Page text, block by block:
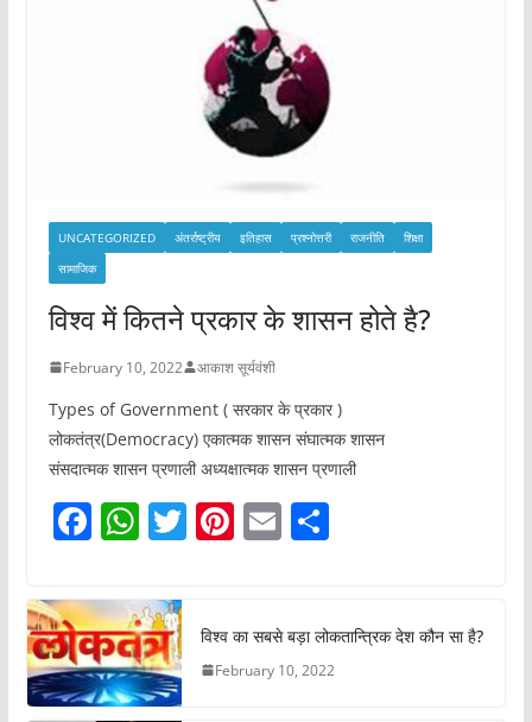
UNCATEGORIZED अंतर्राष्ट्रीय इतिहास प्रश्नोत्तरी राजनीति
शिक्षा
सामाजिक
विश्व में कितने प्रकार के शासन होते है?
February 10, 2022 आकाश सूर्यवंशी
Types of Government ( सरकार के प्रकार )
लोकतंत्र(Democracy) एकात्मक शासन संघात्मक शासन
संसदात्मक शासन प्रणाली अध्यक्षात्मक शासन प्रणाली
F
c
e
b
o
W
at
s
A
p
T
er
Pi
e
st
E
l
S
e
विश्व का सबसे बड़ा लोकतान्त्रिक देश कौन सा है?
February 10, 2022